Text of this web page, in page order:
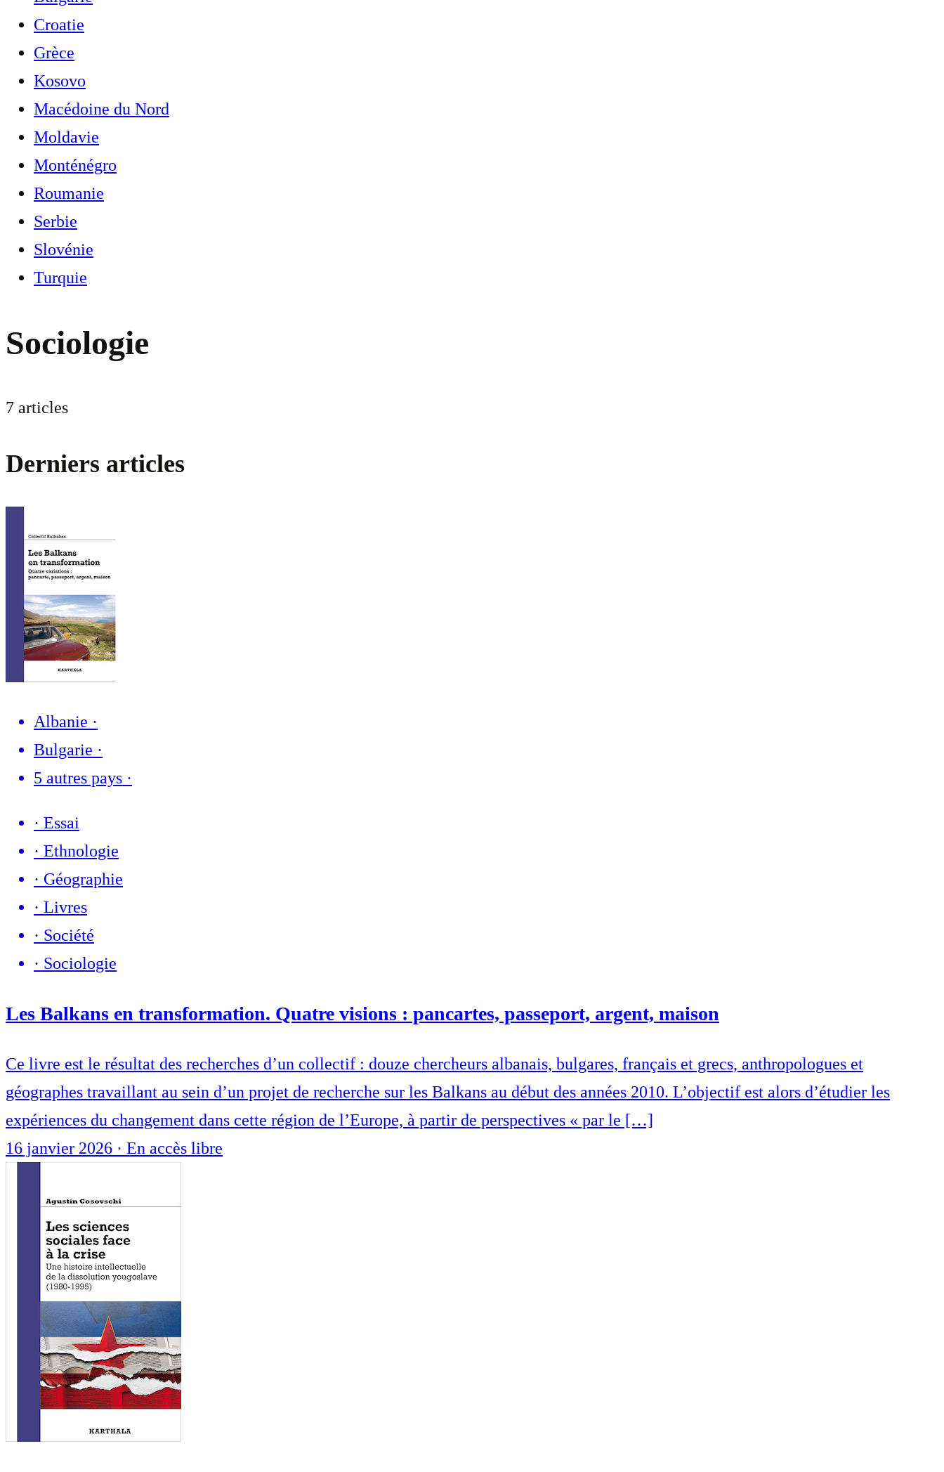
Croatie
Grèce
Kosovo
Macédoine du Nord
Moldavie
Monténégro
Roumanie
Serbie
Slovénie
Turquie
Sociologie
7 articles
Derniers articles
Albanie ·
Bulgarie ·
5 autres pays ·
· Essai
· Ethnologie
· Géographie
· Livres
· Société
· Sociologie
Les Balkans en transformation. Quatre visions : pancartes, passeport, argent, maison
Ce livre est le résultat des recherches d’un collectif : douze chercheurs albanais, bulgares, français et grecs, anthropologues et
géographes travaillant au sein d’un projet de recherche sur les Balkans au début des années 2010. L’objectif est alors d’étudier les
expériences du changement dans cette région de l’Europe, à partir de perspectives « par le […]
16 janvier 2026 · En accès libre